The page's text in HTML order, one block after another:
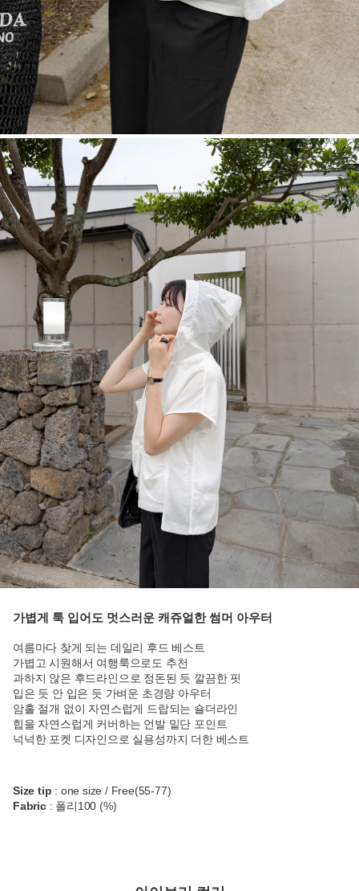
가볍게 툭 입어도 멋스러운 캐쥬얼한 썸머 아우터
여름마다 찾게 되는 데일리 후드 베스트
가볍고 시원해서 여행룩으로도 추천
과하지 않은 후드라인으로 정돈된 듯 깔끔한 핏
입은 듯 안 입은 듯 가벼운 초경량 아우터
암홀 절개 없이 자연스럽게 드랍되는 숄더라인
힙을 자연스럽게 커버하는 언발 밑단 포인트
넉넉한 포켓 디자인으로 실용성까지 더한 베스트
Size tip : one size / Free(55-77)
Fabric: 폴리100 (%)